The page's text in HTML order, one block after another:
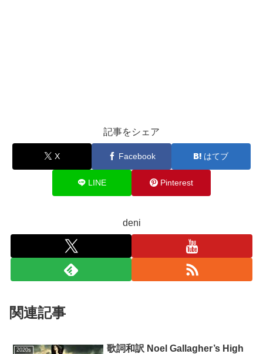
記事をシェア
X Facebook はてブ
LINE Pinterest
deni
関連記事
2020s
歌詞和訳 Noel Gallagher’s High